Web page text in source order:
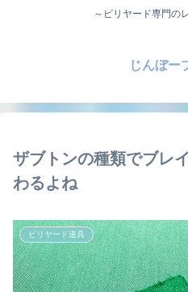
～ビリヤード専門の
じんぼ
ザブトンの種類でブレ
わるよね
ビリヤード道具